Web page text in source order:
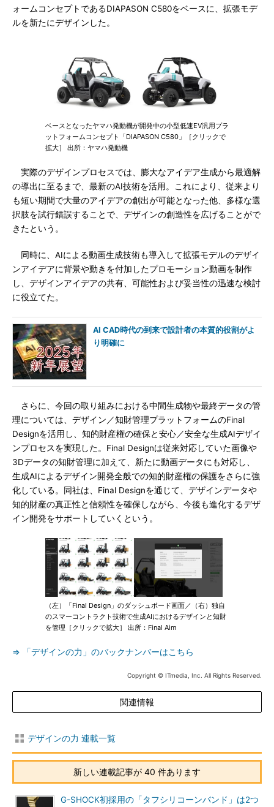
ォームコンセプトであるDIAPASON C580をベースに、拡張モデ
ルを新たにデザインした。
ベースとなったヤマハ発動機が開発中の小型低速EV汎用プラ
ットフォームコンセプト「DIAPASON C580」［クリックで
拡大］ 出所：ヤマハ発動機
実際のデザインプロセスでは、膨大なアイデア生成から最適解
の導出に至るまで、最新のAI技術を活用。これにより、従来より
も短い期間で大量のアイデアの創出が可能となった他、多様な選
択肢を試行錯誤することで、デザインの創造性を広げることがで
きたという。
同時に、AIによる動画生成技術も導入して拡張モデルのデザイ
ンアイデアに背景や動きを付加したプロモーション動画を制作
し、デザインアイデアの共有、可能性および妥当性の迅速な検討
に役立てた。
AI CAD時代の到来で設計者の本質的役割がよ
り明確に
さらに、今回の取り組みにおける中間生成物や最終データの管
理については、デザイン／知財管理プラットフォームのFinal
Designを活用し、知的財産権の確保と安心／安全な生成AIデザイ
ンプロセスを実現した。Final Designは従来対応していた画像や
3Dデータの知財管理に加えて、新たに動画データにも対応し、
生成AIによるデザイン開発全般での知的財産権の保護をさらに強
化している。同社は、Final Designを通じて、デザインデータや
知的財産の真正性と信頼性を確保しながら、今後も進化するデザ
イン開発をサポートしていくという。
（左）「Final Design」のダッシュボード画面／（右）独自
のスマーコントラクト技術で生成AIにおけるデザインと知財
を管理［クリックで拡大］ 出所：Final Aim
⇒ 「デザインの力」のバックナンバーはこちら
Copyright © ITmedia, Inc. All Rights Reserved.
関連情報
デザインの力 連載一覧
新しい連載記事が 40 件あります
G-SHOCK初採用の「タフシリコーンバンド」は2つ